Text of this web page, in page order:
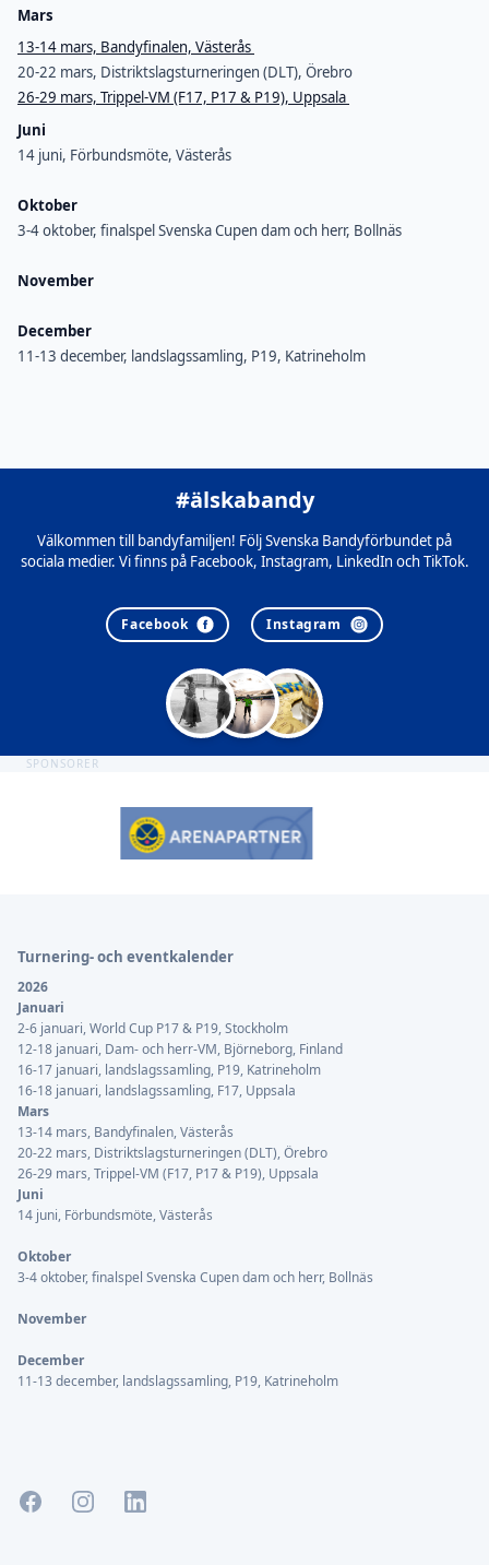
Mars
13-14 mars, Bandyfinalen, Västerås
20-22 mars, Distriktslagsturneringen (DLT), Örebro
26-29 mars, Trippel-VM (F17, P17 & P19), Uppsala
Juni
14 juni, Förbundsmöte, Västerås
Oktober
3-4 oktober, finalspel Svenska Cupen dam och herr, Bollnäs
November
December
11-13 december, landslagssamling, P19, Katrineholm
#älskabandy
Välkommen till bandyfamiljen! Följ Svenska Bandyförbundet på
sociala medier. Vi finns på Facebook, Instagram, LinkedIn och TikTok.
Facebook Instagram
SPONSORER
Turnering- och eventkalender
2026
Januari
2-6 januari, World Cup P17 & P19, Stockholm
12-18 januari, Dam- och herr-VM, Björneborg, Finland
16-17 januari, landslagssamling, P19, Katrineholm
16-18 januari, landslagssamling, F17, Uppsala
Mars
13-14 mars, Bandyfinalen, Västerås
20-22 mars, Distriktslagsturneringen (DLT), Örebro
26-29 mars, Trippel-VM (F17, P17 & P19), Uppsala
Juni
14 juni, Förbundsmöte, Västerås
Oktober
3-4 oktober, finalspel Svenska Cupen dam och herr, Bollnäs
November
December
11-13 december, landslagssamling, P19, Katrineholm
FacebookInstagramLinkedIn